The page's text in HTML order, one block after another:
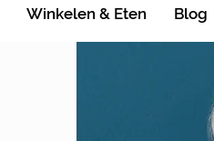
Winkelen & Eten Blog